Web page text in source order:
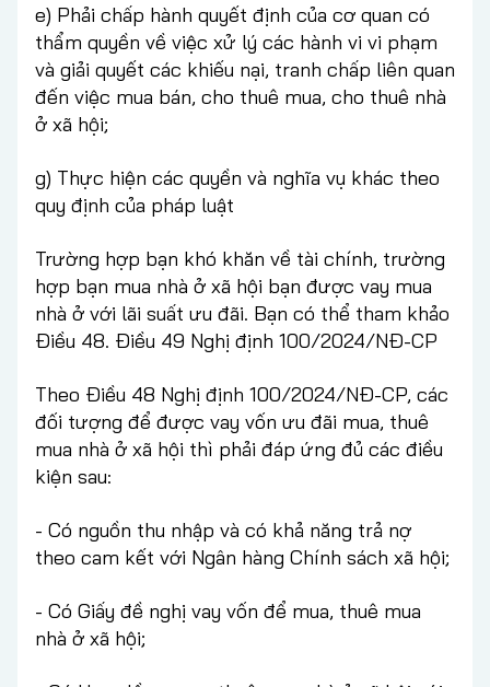
e) Phải chấp hành quyết định của cơ quan có
thẩm quyền về việc xử lý các hành vi vi phạm
và giải quyết các khiếu nại, tranh chấp liên quan
đến việc mua bán, cho thuê mua, cho thuê nhà
ở xã hội;
g) Thực hiện các quyền và nghĩa vụ khác theo
quy định của pháp luật
Trường hợp bạn khó khăn về tài chính, trường
hợp bạn mua nhà ở xã hội bạn được vay mua
nhà ở với lãi suất ưu đãi. Bạn có thể tham khảo
Điều 48. Điều 49 Nghị định 100/2024/NĐ-CP
Theo Điều 48 Nghị định 100/2024/NĐ-CP, các
đối tượng để được vay vốn ưu đãi mua, thuê
mua nhà ở xã hội thì phải đáp ứng đủ các điều
kiện sau:
- Có nguồn thu nhập và có khả năng trả nợ
theo cam kết với Ngân hàng Chính sách xã hội;
- Có Giấy đề nghị vay vốn để mua, thuê mua
nhà ở xã hội;